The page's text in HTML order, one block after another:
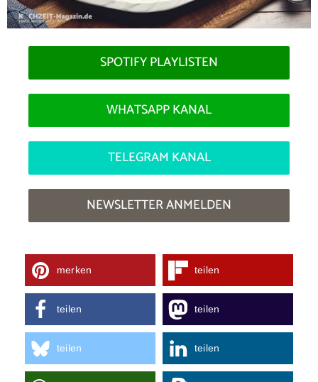
SPOTIFY PLAYLISTEN
WHATSAPP KANAL
TELEGRAM KANAL
NEWSLETTER ANMELDEN
merken teilen
teilen teilen
teilen teilen